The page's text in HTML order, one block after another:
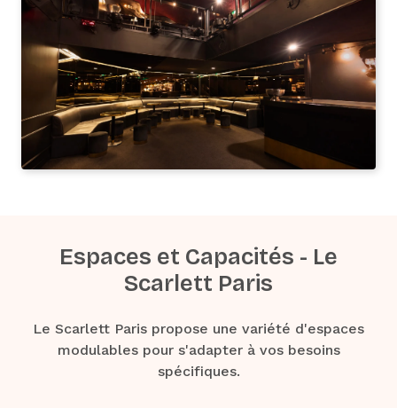
Espaces et Capacités - Le
Scarlett Paris
Le Scarlett Paris propose une variété d'espaces
modulables pour s'adapter à vos besoins
spécifiques.